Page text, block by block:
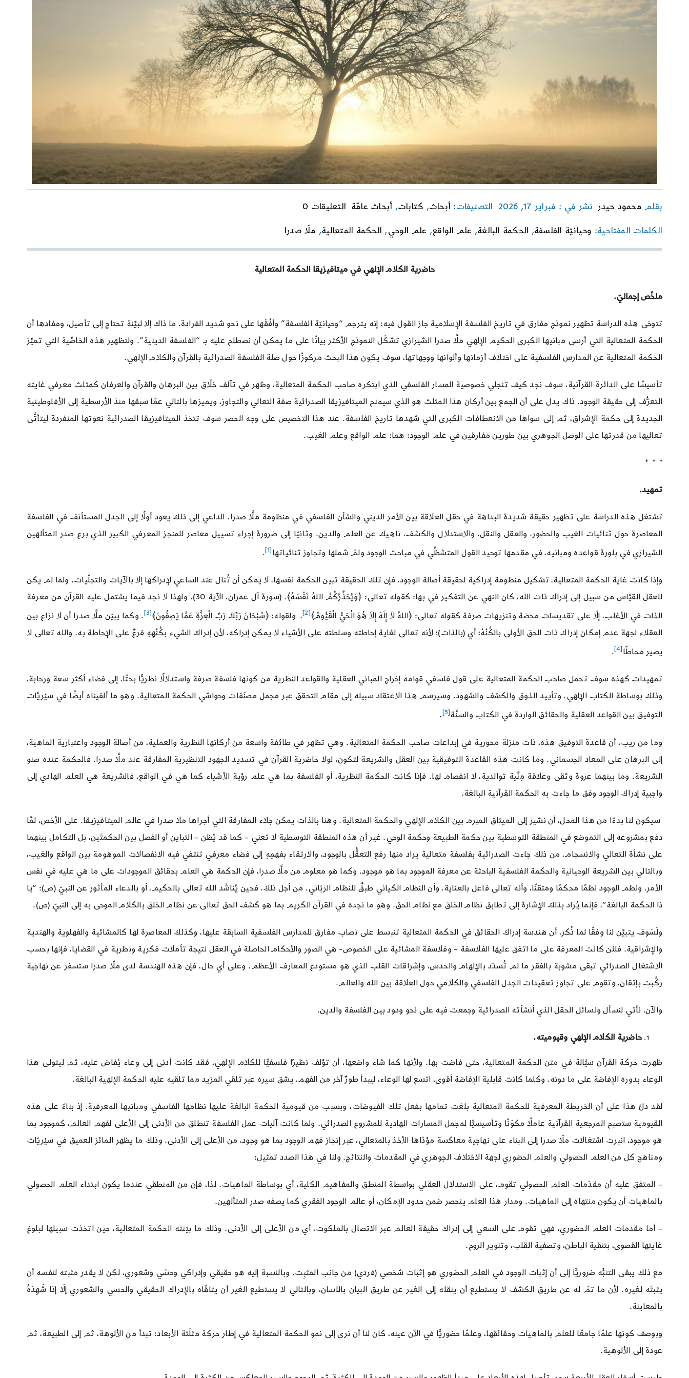
بقلم محمود حيدر نشر في : فبراير 17, 2026 التصنيفات: أبحاث, كتابات, أبحاث عامّة التعليقات 0
on
الفلسفة
الكلمات المفتاحية: وحيانيّة الفلسفة, الحكمة البالغة, علم الواقع, علم الوحي , الحكمة المتعالية, ملّا صدرا
حاضرية الكلام الإلهي في ميتافيزيقا الحكمة المتعالية
ملخّص إجماليّ.
تتوخى هذه الدراسة تظهير نموذج مفارق في تاريخ الفلسفة الإسلامية جاز القول فيه: إنه يترجم “وحيانيّة الفلسفة” وأفُقَها على نحو شديد الفرادة. ما ذاك إلا لبيِّنة تحتاج إلى تأصيل، ومفادها أن
الحكمة المتعالية التي أرسى مبانيها الكبرى الحكيم الإلهي ملَّا صدرا الشيرازي تشكّل النموذج الأكثر بيانًا على ما يمكن أن نصطلح عليه بـ “الفلسفة الدينية”. ولتظهير هذه الخاصِّية التي تميِّز
الحكمة المتعالية عن المدارس الفلسفية على اختلاف أزمانها وألوانها ووجهاتها، سوف يكون هذا البحث مركوزًا حول صلة الفلسفة الصدرائية بالقرآن والكلام الإلهي.
تأسيسًا على الدائرة القرآنية، سوف نجد كيف تنجلي خصوصية المسار الفلسفي الذي ابتكره صاحب الحكمة المتعالية، وظهر في تآلف خلّاق بين البرهان والقرآن والعرفان كمثلث معرفي غايته
التعرُّف إلى حقيقة الوجود. ذاك يدل على أن الجمع بين أركان هذا المثلث هو الذي سيمنح الميتافيزيقا الصدرائية صفة التعالي والتجاوز، ويميزها بالتالي عمّا سبقها منذ الأرسطية إلى الأفلوطينية
الجديدة إلى حكمة الإشراق، ثم إلى سواها من الانعطافات الكبرى التي شهدها تاريخ الفلسفة. عند هذا التخصيص على وجه الحصر سوف تتخذ الميتافيزيقا الصدرائية نعوتها المنفردة ليتأتَّى
تعاليها من قدرتها على الوصل الجوهري بين طورين مفارقين في علم الوجود: هما: علم الواقع وعلم الغيب.
* * *
تمهيد.
تشتغل هذه الدراسة على تظهير حقيقة شديدة البداهة في حقل العلاقة بين الأمر الديني والشأن الفلسفي في منظومة ملَّا صدرا. الداعي إلى ذلك يعود أولًا إلى الجدل المستأنف في الفلسفة
المعاصرة حول ثنائيات الغيب والحضور، والعقل والنقل، والاستدلال والكشف، ناهيك عن العلم والدين. وثانيًا إلى ضرورة إجراء تسييل معاصر للمنجز المعرفي الكبير الذي برع صدر المتألهين
الشيرازي في بلورة قواعده ومبانيه، في مقدمها توحيد القول المتشظِّي في مباحث الوجود ولمّ شملها وتجاوز ثنائياتها[1]
.
وإذا كانت غاية الحكمة المتعالية، تشكيل منظومة إدراكية لحقيقة أصالة الوجود، فإن تلك الحقيقة تبين الحكمة نفسها، لا يمكن أن تُنال عند الساعي لإدراكها إلا بالآيات والتجلّيات. ولما لم يكن
للعقل القيَّاس من سبيل إلى إدراك ذات الله، كان النهي عن التفكير في بها: كقوله تعالى: ﴿وَيُحَذِّرُكُمُ اللهُ نَفْسَهُ﴾. (سورة آل عمران، الآية 30). ولهذا لا نجد فيما يشتمل عليه القرآن من معرفة
الذات في الأغلب، إلّا على تقديسات محضة وتنزيهات صرفة كقوله تعالى: ﴿اللهُ لاَ إِلَهَ إِلاَ هُوَ الْحَيُّ الْقَيُّومُ﴾[2] ، ولقوله: ﴿سُبْحَانَ رَبِّكَ رَبِّ الْعِزَّةِ عَمَّا يَصِفُونَ﴾[3]
. وكما يبيّن ملَّا صدرا أن لا نزاع بين
العقلاء لجهة عدم إمكان إدراك ذات الحق الأولى بالكُنْهْ؛ أي (بالذات)؛ لأنه تعالى لغاية إحاطته وسلطته على الأشياء لا يمكن إدراكه، لأن إدراك الشيء بكُنْهِهِ فرعٌ على الإحاطة به. والله تعالى لا
يصير محاطًا[4]
.
تمهيدات كهذه سوف تحمل صاحب الحكمة المتعالية على قول فلسفي قوامه إخراج المباني العقلية والقواعد النظرية من كونها فلسفة صرفة واستدلالًا نظريًّا بحتًا، إلى فضاء أكثر سعة ورحابة،
وذلك بوساطة الكتاب الإلهي، وتأييد الذوق والكشف والشهود. وسيرسم هذا الاعتقاد سبيله إلى مقام التحقق عبر مجمل مصنّفات وحواشي الحكمة المتعالية. وهو ما ألفيناه أيضًا في سيْريَّات
التوفيق بين القواعد العقلية والحقائق الواردة في الكتاب والسنَّة[5]
.
وما من ريب، أن قاعدة التوفيق هذه، ذات منزلة محورية في إبداعات صاحب الحكمة المتعالية. وهي تظهر في طائفة واسعة من أركانها النظرية والعملية، من أصالة الوجود واعتبارية الماهية،
إلى البرهان على المعاد الجسماني. وما كانت هذه القاعدة التوفيقية بين العقل والشريعة لتكون، لولا حاضرية القرآن في تسديد الجهود التنظيرية المفارقة عند ملَّا صدرا. فالحكمة عنده صنو
الشريعة. وما بينهما عروة وثقى وعلاقة مِنِّية توالدية، لا انفصام لها. فإذا كانت الحكمة النظرية، أو الفلسفة بما هي علم رؤية الأشياء كما هي في الواقع، فالشريعة هي العلم الهادي إلى
واجبية إدراك الوجود وفق ما جاءت به الحكمة القرآنية البالغة.
سيكون لنا بدءًا من هذا المحل، أن نشير إلى الميثاق المبرم بين الكلام الإلهي والحكمة المتعالية. وهنا بالذات يمكن جلاء المفارقة التي أجراها ملا صدرا في عالم الميتافيزيقا. على الأخص، لمَّا
دفع بمشروعه إلى التموضع في المنطقة التوسطية بين حكمة الطبيعة وحكمة الوحي. غير أن هذه المنطقة التوسطية لا تعني – كما قد يُظن – التباين أو الفصل بين الحكمتَين، بل التكامل بينهما
على نشأة التعالي والانسجام. من ذلك جاءت الصدرائية بفلسفة متعالية يراد منها رفع التعقُّل بالوجود، والارتقاء بفهمِهِ إلى فضاء معرفي تنتفي فيه الانفصالات الموهومة بين الواقع والغيب،
وبالتالي بين الشريعة الوحيانية والحكمة الفلسفية الباحثة عن معرفة الموجود بما هو موجود. وكما هو معلوم من ملَّا صدرا، فإن الحكمة هي العلم بحقائق الموجودات على ما هي عليه في نفس
الأمر، ونظم الوجود نظمًا محكمًا ومتقنًا، وأنه تعالى فاعل بالعناية، وأن النظام الكياني طبقٌ للنظام الربّاني. من أجل ذلك، فحين يُناشَد الله تعالى بالحكيم، أو بالدعاء المأثور عن النبيّ (ص): “يا
ذا الحكمة البالغة”، فإنما يُراد بذلك الإشارة إلى تطابق نظام الخلق مع نظام الحق. وهو ما نجده في القرآن الكريم بما هو كشف الحق تعالى عن نظام الخلق بالكلام الموحى به إلى النبيّ (ص).
ولَسَوف يتبيَّن لنا وفقًا لما ذُكر، أن هندسة إدراك الحقائق في الحكمة المتعالية تنبسط على نصاب مفارق للمدارس الفلسفية السابقة عليها، وكذلك المعاصرة لها كالمشائية والفهلوية والهندية
والإشراقية. فلئن كانت المعرفة على ما اتفق عليها الفلاسفة – وفلاسفة المشائية على الخصوص- هي الصور والأحكام الحاصلة في العقل نتيجة تأملات فكرية ونظرية في القضايا، فإنها بحسب
الاشتغال الصدرائي تبقى مشوبة بالفقر ما لم تُسدّد بالإلهام والحدس، وإشراقات القلب الذي هو مستودع المعارف الأعظم. وعلى أي حال، فإن هذه الهندسة لدى ملّا صدرا ستسفر عن نهاجية
ركَّبت بإتقان، وتقوم على تجاوز تعقيدات الجدل الفلسفي والكلامي حول العلاقة بين الله والعالم.
والآن، نأتي لنسأل ونسائل الحقل الذي أنشأته الصدرائية وجمعت فيه على نحو ودود بين الفلسفة والدين.
حاضرية الكلام الإلهي وقيوميته.
ظهرت حركة القرآن سيَّالة في متن الحكمة المتعالية، حتى فاضت بها. ولأنها كما شاء واضعها، أن تؤلف نظيرًا فلسفيًّا للكلام الإلهي، فقد كانت أدنى إلى وعاء يُفاض عليه، ثم ليتولى هذا
الوعاء بدوره الإفاضة على ما دونه. وكلما كانت قابلية الإفاضة أقوى، اتسع لها الوعاء، ليبدأ طورٌ آخر من الفهم، يشق سيره عبر تلقي المزيد مما تلقيه عليه الحكمة الإلهية البالغة.
لقد دلَّ هذا على أن الخريطة المعرفية للحكمة المتعالية بلغت تمامها بفعل تلك الفيوضات، وبسبب من قيومية الحكمة البالغة عليها نظامها الفلسفي ومبانيها المعرفية. إذ بناءً على هذه
القيومية ستصبح المرجعية القرآنية عاملًا مكوّنًا وتأسيسيًّا لمجمل المسارات الهادية للمشروع الصدرائي. ولما كانت آليات عمل الفلسفة تنطلق من الأدنى إلى الأعلى لفهم العالم، كموجود بما
هو موجود، انبرت اشتغالات ملّا صدرا إلى البناء على نهاجية معاكسة مؤدّاها الأخذ بالمتعالي، عبر إنجاز فهم الوجود بما هو وجود، من الأعلى إلى الأدنى. وذلك ما يظهر المائز العميق في سيْريّات
ومناهج كل من العلم الحصولي والعلم الحضوري لجهة الاختلاف الجوهري في المقدمات والنتائج. ولنا في هذا الصدد تمثيل:
– المتفق عليه أن مقدّمات العلم الحصولي تقوم، على الاستدلال العقلي بواسطة المنطق والمفاهيم الكلية، أي بوساطة الماهيات. لذا، فإن من المنطقي عندما يكون ابتداء العلم الحصولي
بالماهيات أن يكون منتهاه إلى الماهيات. ومدار هذا العلم ينحصر ضمن حدود الإمكان، أو عالم الوجود الفقري كما يصفه صدر المتألهين.
– أما مقدمات العلم الحضوري، فهي تقوم على السعي إلى إدراك حقيقة العالم عبر الاتصال بالملكوت، أي من الأعلى إلى الأدنى. وذلك ما بيّنته الحكمة المتعالية، حين اتخذت سبيلها لبلوغ
غايتها القصوى، بتنقية الباطن، وتصفية القلب، وتنوير الروح.
مع ذلك يبقى التنبُّه ضروريًّا إلى أن إثبات الوجود في العلم الحضوري هو إثبات شخصي (فردي) من جانب المثبِت. وبالنسبة إليه هو حقيقي وإدراكي وحسّي وشعوري، لكن لا يقدر مثبته لنفسه أن
يثبتَه لغيره. لأن ما تمّ له عن طريق الكشف لا يستطيع أن ينقله إلى الغير عن طريق البيان باللسان، وبالتالي لا يستطيع الغير أن يتلقّاه بالإدراك الحقيقي والحسي والشعوري إلّا إذا شَهِدَهُ
بالمعاينة.
وبوصف كونها علمًا جامعًا للعلم بالماهيات وحقائقها، وعلمًا حضوريًّا في الآن عينه، كان لنا أن نرى إلى نمو الحكمة المتعالية في إطار حركة مثلّثة الأبعاد: تبدأ من الألوهة، ثم إلى الطبيعة، ثم
عودة إلى الألوهية.